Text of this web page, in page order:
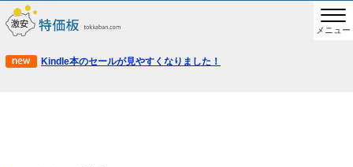
メニュー
Kindle本のセールが見やすくなりました！